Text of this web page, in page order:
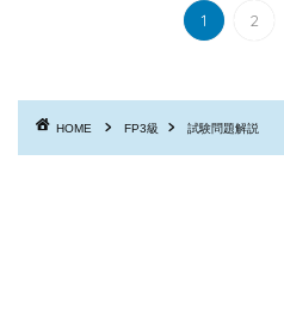
1 2
HOME FP3級 試験問題解説